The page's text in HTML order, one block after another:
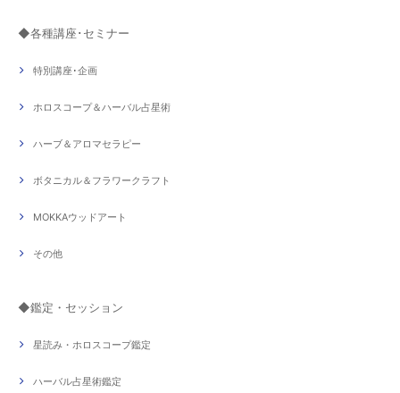
◆各種講座･セミナー
特別講座･企画
ホロスコープ＆ハーバル占星術
ハーブ＆アロマセラピー
ボタニカル＆フラワークラフト
MOKKAウッドアート
その他
◆鑑定・セッション
星読み・ホロスコープ鑑定
ハーバル占星術鑑定